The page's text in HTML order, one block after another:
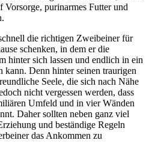
Vorsorge, purinarmes Futter und
die richtigen Zweibeiner für
schenken, in dem er die
hinter sich lassen und endlich in ein
kann. Denn hinter seinen traurigen
Seele, die sich nach Nähe
nicht vergessen werden, dass
Umfeld und in vier Wänden
Daher sollten neben ganz viel
und beständige Regeln
das Ankommen zu